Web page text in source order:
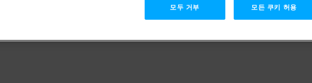
모두 거부 모든 쿠키 허용